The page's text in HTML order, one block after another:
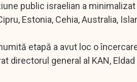
public israelian a
Estonia, Cehia, Australia,
etapă a avut loc o
directorul general al KAN,